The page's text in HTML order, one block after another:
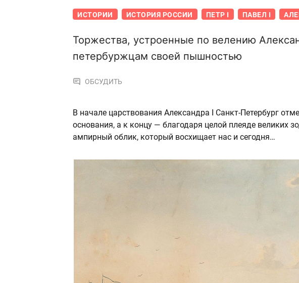
ИСТОРИИ ИСТОРИЯ РОССИИ ПЕТР I ПАВЕЛ I
Торжества, устроенные по велению
петербуржцам своей пышностью
ОБСУДИТЬ
В начале царствования Александра I Санкт-Петербург
основания, а к концу — благодаря целой плеяде великих
ампирный облик, который восхищает нас и сегодня…